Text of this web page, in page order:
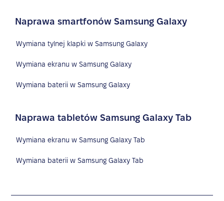
Naprawa smartfonów Samsung Galaxy
Wymiana tylnej klapki w Samsung Galaxy
Wymiana ekranu w Samsung Galaxy
Wymiana baterii w Samsung Galaxy
Naprawa tabletów Samsung Galaxy Tab
Wymiana ekranu w Samsung Galaxy Tab
Wymiana baterii w Samsung Galaxy Tab